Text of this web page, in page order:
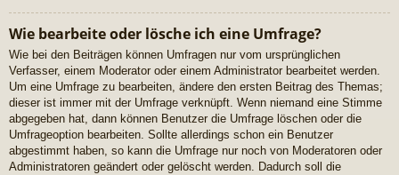
Wie bearbeite oder lösche ich eine Umfrage?
Wie bei den Beiträgen können Umfragen nur vom ursprünglichen
Verfasser, einem Moderator oder einem Administrator bearbeitet werden.
Um eine Umfrage zu bearbeiten, ändere den ersten Beitrag des Themas;
dieser ist immer mit der Umfrage verknüpft. Wenn niemand eine Stimme
abgegeben hat, dann können Benutzer die Umfrage löschen oder die
Umfrageoption bearbeiten. Sollte allerdings schon ein Benutzer
abgestimmt haben, so kann die Umfrage nur noch von Moderatoren oder
Administratoren geändert oder gelöscht werden. Dadurch soll die